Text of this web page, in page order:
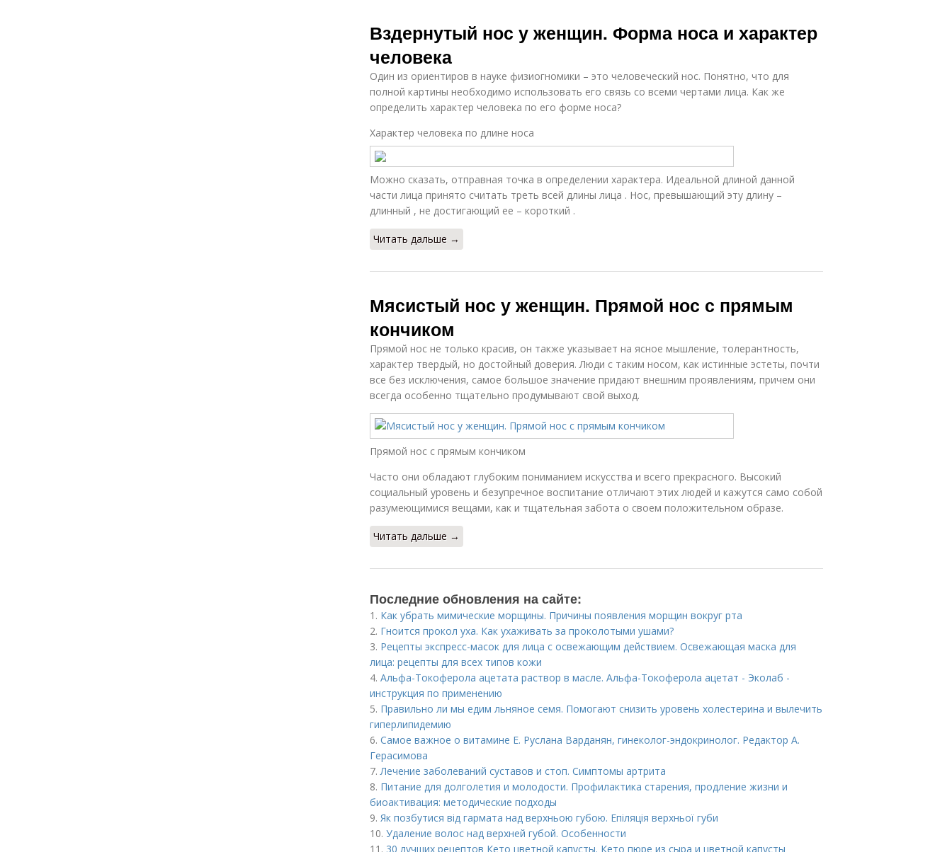
Вздернутый нос у женщин. Форма носа и характер
человека
Один из ориентиров в науке физиогномики – это человеческий нос. Понятно, что для
полной картины необходимо использовать его связь со всеми чертами лица. Как же
определить характер человека по его форме носа?
Характер человека по длине носа
Можно сказать, отправная точка в определении характера. Идеальной длиной данной
части лица принято считать треть всей длины лица . Нос, превышающий эту длину –
длинный , не достигающий ее – короткий .
Читать дальше →
Мясистый нос у женщин. Прямой нос с прямым
кончиком
Прямой нос не только красив, он также указывает на ясное мышление, толерантность,
характер твердый, но достойный доверия. Люди с таким носом, как истинные эстеты, почти
все без исключения, самое большое значение придают внешним проявлениям, причем они
всегда особенно тщательно продумывают свой выход.
Прямой нос с прямым кончиком
Часто они обладают глубоким пониманием искусства и всего прекрасного. Высокий
социальный уровень и безупречное воспитание отличают этих людей и кажутся само собой
разумеющимися вещами, как и тщательная забота о своем положительном образе.
Читать дальше →
Последние обновления на сайте:
1. Как убрать мимические морщины. Причины появления морщин вокруг рта
2. Гноится прокол уха. Как ухаживать за проколотыми ушами?
3. Рецепты экспресс-масок для лица с освежающим действием. Освежающая маска для
лица: рецепты для всех типов кожи
4. Альфа-Токоферола ацетата раствор в масле. Альфа-Токоферола ацетат - Эколаб -
инструкция по применению
5. Правильно ли мы едим льняное семя. Помогают снизить уровень холестерина и вылечить
гиперлипидемию
6. Самое важное о витамине Е. Руслана Варданян, гинеколог-эндокринолог. Редактор А.
Герасимова
7.Лечение заболеваний суставов и стоп. Симптомы артрита
8. Питание для долголетия и молодости. Профилактика старения, продление жизни и
биоактивация: методические подходы
9. Як позбутися від гармата над верхньою губою. Епіляція верхньої губи
10. Удаление волос над верхней губой. Особенности
11. 30 лучших рецептов Кето цветной капусты. Кето пюре из сыра и цветной капусты